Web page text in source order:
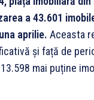
a 43.601
aprilie. Aceasta
și față de
mai puține